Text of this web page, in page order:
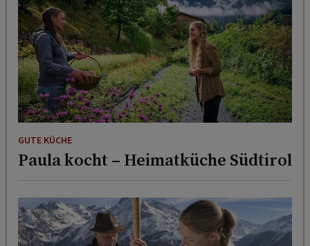
GUTE KÜCHE
Paula kocht – Heimatküche Südtirol